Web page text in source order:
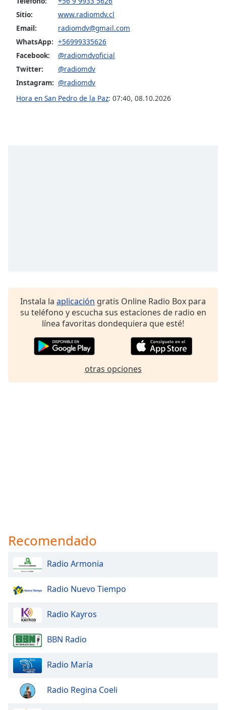
Caption
Background
Color
Done
Close
Dialog
Sitio:
www.radiomdv.cl
Email:
radiomdv@gmail.com
WhatsApp: +56999335626
Facebook:
@radiomdvoficial
Twitter:
@radiomdv
Instagram: @radiomdv
Hora en San Pedro de la Paz: 07:40, 08.10.2026
Instala la aplicación gratis Online Radio Box para
su teléfono y escucha sus estaciones de radio en
línea favoritas dondequiera que esté!
otras opciones
Recomendado
Radio Armonia
Radio Nuevo Tiempo
Radio Kayros
BBN Radio
Radio María
Radio Regina Coeli